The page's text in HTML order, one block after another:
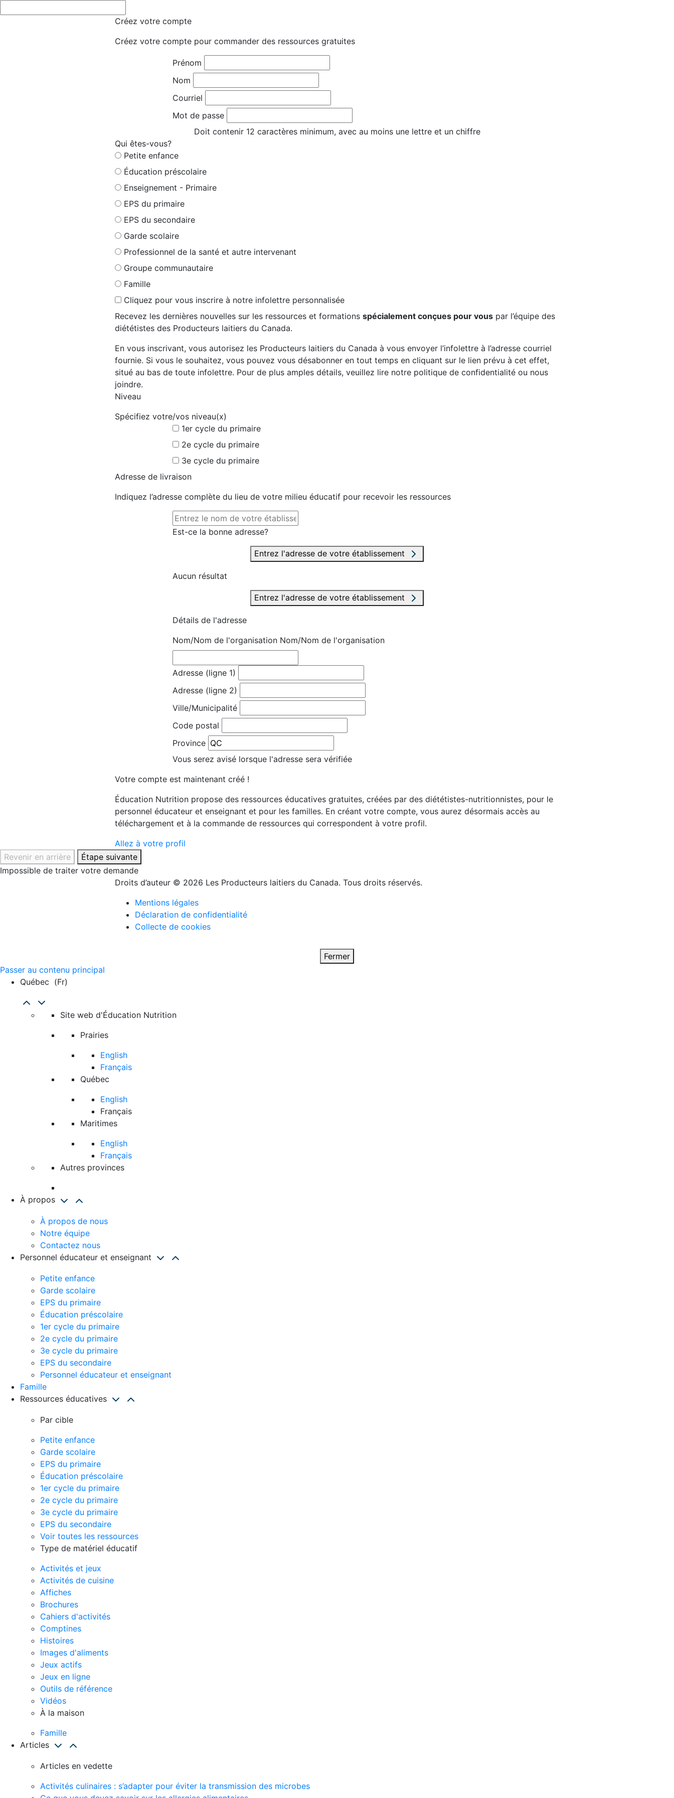
Créez votre compte
Créez votre compte pour commander des ressources gratuites
Prénom
Nom
Courriel
Mot de passe
Doit contenir 12 caractères minimum, avec au moins une lettre et un chiffre
Qui êtes-vous?
Petite enfance
Éducation préscolaire
Enseignement - Primaire
EPS du primaire
EPS du secondaire
Garde scolaire
Professionnel de la santé et autre intervenant
Groupe communautaire
Famille
Cliquez pour vous inscrire à notre infolettre personnalisée
Recevez les dernières nouvelles sur les ressources et formations spécialement conçues pour vous par l’équipe des
diététistes des Producteurs laitiers du Canada.
En vous inscrivant, vous autorisez les Producteurs laitiers du Canada à vous envoyer l’infolettre à l’adresse courriel
fournie. Si vous le souhaitez, vous pouvez vous désabonner en tout temps en cliquant sur le lien prévu à cet effet,
situé au bas de toute infolettre. Pour de plus amples détails, veuillez lire notre politique de confidentialité ou nous
joindre.
Niveau
Spécifiez votre/vos niveau(x)
1er cycle du primaire
2e cycle du primaire
3e cycle du primaire
Adresse de livraison
Indiquez l’adresse complète du lieu de votre milieu éducatif pour recevoir les ressources
Est-ce la bonne adresse?
Entrez l'adresse de votre établissement
Aucun résultat
Entrez l'adresse de votre établissement
Détails de l'adresse
Nom/Nom de l'organisation Nom/Nom de l'organisation
Adresse (ligne 1)
Adresse (ligne 2)
Ville/Municipalité
Code postal
Province
Vous serez avisé lorsque l'adresse sera vérifiée
Votre compte est maintenant créé !
Éducation Nutrition propose des ressources éducatives gratuites, créées par des diététistes-nutritionnistes, pour le
personnel éducateur et enseignant et pour les familles. En créant votre compte, vous aurez désormais accès au
téléchargement et à la commande de ressources qui correspondent à votre profil.
Allez à votre profil
Revenir en arrière
Étape suivante
Impossible de traiter votre demande
Droits d’auteur © 2026 Les Producteurs laitiers du Canada. Tous droits réservés.
Mentions légales
Déclaration de confidentialité
Collecte de cookies
Fermer
Passer au contenu principal
Québec (fr)
Site web d'Éducation Nutrition
Prairies
English
Français
Québec
English
Français
Maritimes
English
Français
Autres provinces
À propos
À propos de nous
Notre équipe
Contactez nous
Personnel éducateur et enseignant
Petite enfance
Garde scolaire
EPS du primaire
Éducation préscolaire
1er cycle du primaire
2e cycle du primaire
3e cycle du primaire
EPS du secondaire
Personnel éducateur et enseignant
Famille
Ressources éducatives
Par cible
Petite enfance
Garde scolaire
EPS du primaire
Éducation préscolaire
1er cycle du primaire
2e cycle du primaire
3e cycle du primaire
EPS du secondaire
Voir toutes les ressources
Type de matériel éducatif
Activités et jeux
Activités de cuisine
Affiches
Brochures
Cahiers d'activités
Comptines
Histoires
Images d'aliments
Jeux actifs
Jeux en ligne
Outils de référence
Vidéos
À la maison
Famille
Articles
Articles en vedette
Activités culinaires : s’adapter pour éviter la transmission des microbes